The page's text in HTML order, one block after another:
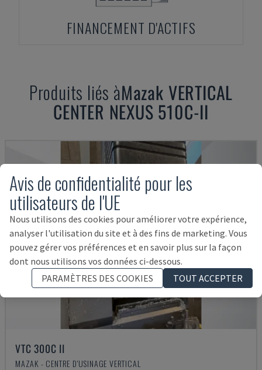
FINANCEMENT D'ACTIFS
Produits liés àMazak VERTICAL
CENTER NEXUS 510C-II
VTC 300C II
MAZAK - CENTRE D'USINAGE VERTICAL
Avis de confidentialité pour les
utilisateurs de l'UE
Nous utilisons des cookies pour améliorer votre expérience,
analyser l'utilisation du site et à des fins de marketing. Vous
pouvez gérer vos préférences et en savoir plus sur la façon
dont nous utilisons vos données ci-dessous.
PARAMÈTRES DES COOKIES
TOUT ACCEPTER